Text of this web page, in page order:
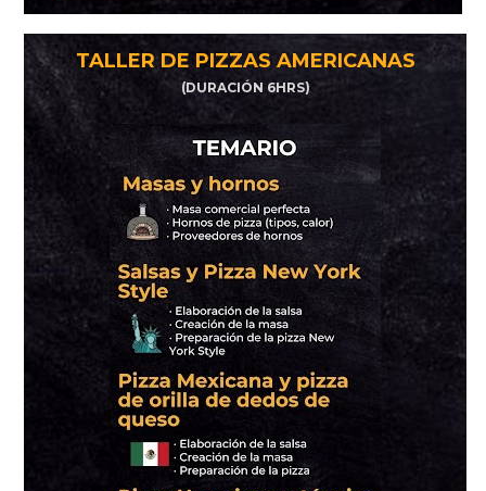
TALLER DE PIZZAS AMERICANAS
(DURACIÓN 6HRS)